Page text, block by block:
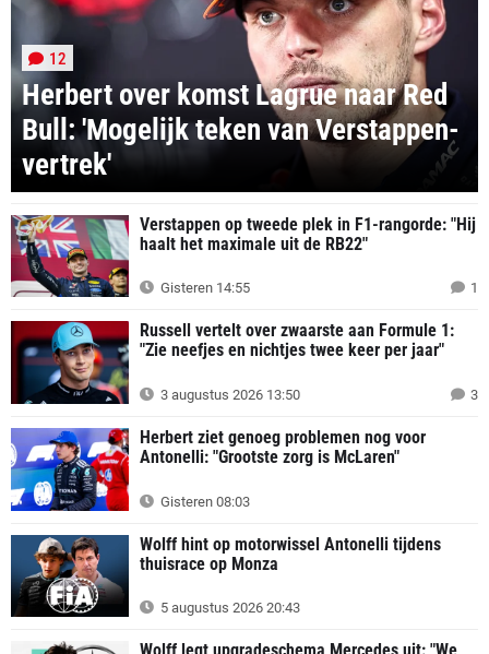
Herbert over komst Lagrue naar Red
Bull: 'Mogelijk teken van Verstappen-
vertrek'
12
Verstappen op tweede plek in F1-rangorde: "Hij
haalt het maximale uit de RB22"
Gisteren 14:55 1
Russell vertelt over zwaarste aan Formule 1:
"Zie neefjes en nichtjes twee keer per jaar"
3 augustus 2026 13:50 3
Herbert ziet genoeg problemen nog voor
Antonelli: "Grootste zorg is McLaren"
Gisteren 08:03
Wolff hint op motorwissel Antonelli tijdens
thuisrace op Monza
5 augustus 2026 20:43